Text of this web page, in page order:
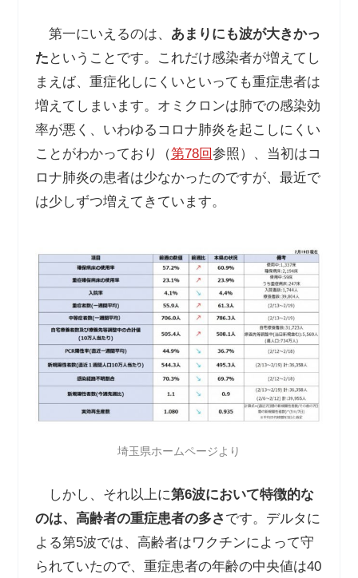
第一にいえるのは、 あまりにも波が大きかっ
た ということです。これだけ感染者が増えてし
まえば、重症化しにくいといっても重症患者は
増えてしまいます。オミクロンは肺での感染効
率が悪く、いわゆるコロナ肺炎を起こしにくい
ことがわかっており（第78回参照）、当初はコ
ロナ肺炎の患者は少なかったのですが、最近で
は少しずつ増えてきています。
埼玉県ホームページより
しかし、それ以上に第6波において特徴的な
のは、高齢者の重症患者の多さ です。デルタに
よる第5波では、高齢者はワクチンによって守
られていたので、重症患者の年齢の中央値は40